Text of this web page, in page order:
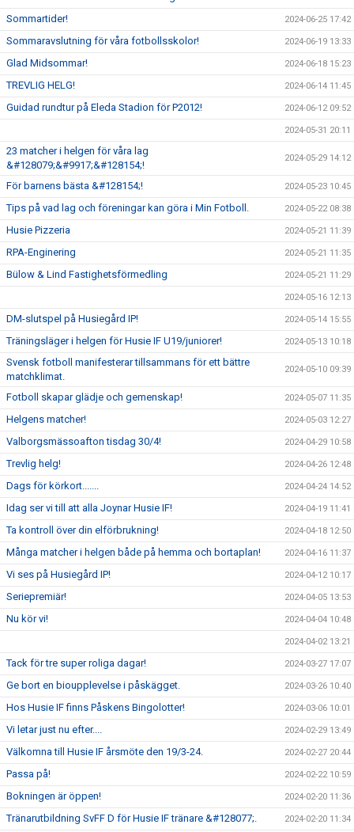
Sommartider! 2024-06-25 17:42
Sommaravslutning för våra fotbollsskolor! 2024-06-19 13:33
Glad Midsommar! 2024-06-18 15:23
TREVLIG HELG! 2024-06-14 11:45
Guidad rundtur på Eleda Stadion för P2012! 2024-06-12 09:52
2024-05-31 20:11
23 matcher i helgen för våra lag
&#128079;&#9917;&#128154;!
2024-05-29 14:12
För barnens bästa &#128154;! 2024-05-23 10:45
Tips på vad lag och föreningar kan göra i Min Fotboll. 2024-05-22 08:38
Husie Pizzeria 2024-05-21 11:39
RPA-Enginering 2024-05-21 11:35
Bülow & Lind Fastighetsförmedling 2024-05-21 11:29
2024-05-16 12:13
DM-slutspel på Husiegård IP! 2024-05-14 15:55
Träningsläger i helgen för Husie IF U19/juniorer! 2024-05-13 10:18
Svensk fotboll manifesterar tillsammans för ett bättre
matchklimat.
2024-05-10 09:39
Fotboll skapar glädje och gemenskap! 2024-05-07 11:35
Helgens matcher! 2024-05-03 12:27
Valborgsmässoafton tisdag 30/4! 2024-04-29 10:58
Trevlig helg! 2024-04-26 12:48
Dags för körkort....... 2024-04-24 14:52
Idag ser vi till att alla Joynar Husie IF! 2024-04-19 11:41
Ta kontroll över din elförbrukning! 2024-04-18 12:50
Många matcher i helgen både på hemma och bortaplan! 2024-04-16 11:37
Vi ses på Husiegård IP! 2024-04-12 10:17
Seriepremiär! 2024-04-05 13:53
Nu kör vi! 2024-04-04 10:48
2024-04-02 13:21
Tack för tre super roliga dagar! 2024-03-27 17:07
Ge bort en bioupplevelse i påskägget. 2024-03-26 10:40
Hos Husie IF finns Påskens Bingolotter! 2024-03-06 10:01
Vi letar just nu efter.... 2024-02-29 13:49
Välkomna till Husie IF årsmöte den 19/3-24. 2024-02-27 20:44
Passa på! 2024-02-22 10:59
Bokningen är öppen! 2024-02-20 11:36
Tränarutbildning SvFF D för Husie IF tränare &#128077;. 2024-02-20 11:34